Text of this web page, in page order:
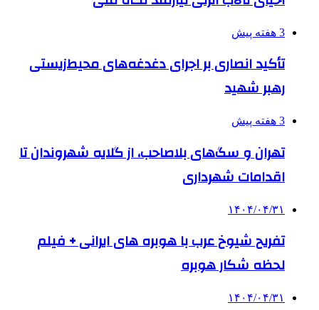
3 هفته پیش
تأکید انصاری بر اجرای دغدغه‌های محیط‌زیستی
رهبر شهید
3 هفته پیش
تهران و سگ‌های بلاصاحب، از گلایه شهروندان تا
اقدامات شهرداری
۱۴۰۴/۰۴/۳۱
تفریح شیوخ عرب با هوبره‌ های ایرانی + فیلم
لحظه شکار هوبره
۱۴۰۴/۰۴/۳۱